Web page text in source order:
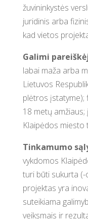
žuvininkystės
juridinis arba
kad vietos
Galimi
labai maža arba
Lietuvos
plėtros įstatyme);
18 metų amžiaus;
Klaipėdos miesto
Tinkamumo
vykdomos
turi būti sukurta
projektas yra
suteikiama
veiksmais ir